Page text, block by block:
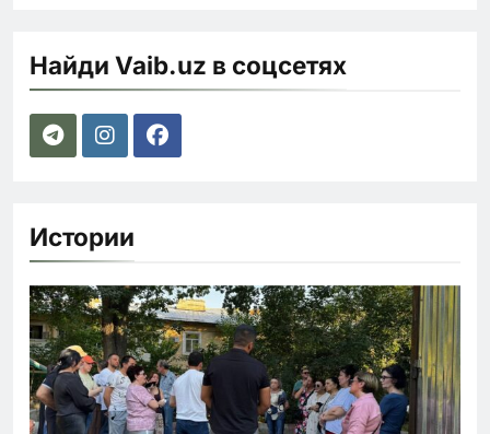
Найди Vaib.uz в соцсетях
Истории